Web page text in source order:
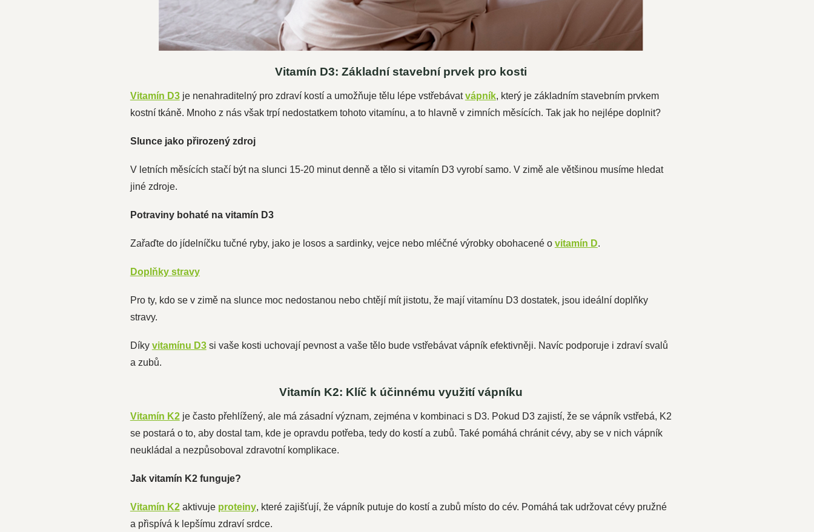
Vitamín D3: Základní stavební prvek pro kosti
Vitamín D3je nenahraditelný pro zdraví kostí a umožňuje tělu lépe vstřebávatvápník, který je základním stavebním prvkem
kostní tkáně. Mnoho z nás však trpí nedostatkem tohoto vitamínu, a to hlavně v zimních měsících. Tak jak ho nejlépe doplnit?
Slunce jako přirozený zdroj
V letních měsících stačí být na slunci 15-20 minut denně a tělo si vitamín D3 vyrobí samo. V zimě ale většinou musíme hledat
jiné zdroje.
Potraviny bohaté na vitamín D3
Zařaďte do jídelníčku tučné ryby, jako je losos a sardinky, vejce nebo mléčné výrobky obohacené o vitamín D.
Doplňky stravy
Pro ty, kdo se v zimě na slunce moc nedostanou nebo chtějí mít jistotu, že mají vitamínu D3 dostatek, jsou ideální doplňky
stravy.
Díky vitamínu D3si vaše kosti uchovají pevnost a vaše tělo bude vstřebávat vápník efektivněji. Navíc podporuje i zdraví svalů
a zubů.
Vitamín K2: Klíč k účinnému využití vápníku
Vitamín K2je často přehlížený, ale má zásadní význam, zejména v kombinaci s D3. Pokud D3 zajistí, že se vápník vstřebá, K2
se postará o to, aby dostal tam, kde je opravdu potřeba, tedy do kostí a zubů. Také pomáhá chránit cévy, aby se v nich vápník
neukládal a nezpůsoboval zdravotní komplikace.
Jak vitamín K2 funguje?
Vitamín K2aktivuje proteiny, které zajišťují, že vápník putuje do kostí a zubů místo do cév. Pomáhá tak udržovat cévy pružné
a přispívá k lepšímu zdraví srdce.